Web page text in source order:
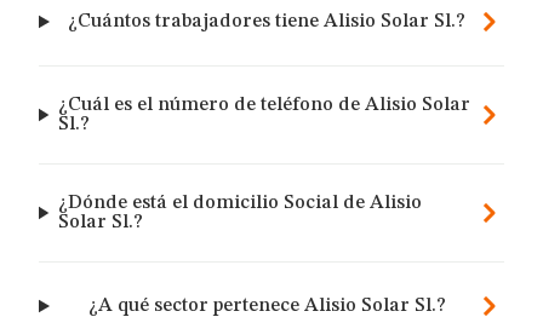
¿Cuántos trabajadores tiene Alisio Solar Sl.?
¿Cuál es el número de teléfono de Alisio Solar
Sl.?
¿Dónde está el domicilio Social de Alisio
Solar Sl.?
¿A qué sector pertenece Alisio Solar Sl.?